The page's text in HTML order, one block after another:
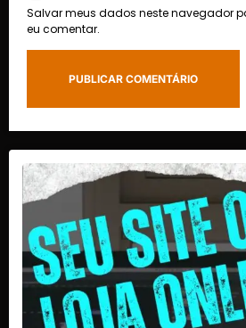
Salvar meus dados neste navegador
eu comentar.